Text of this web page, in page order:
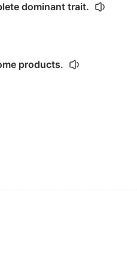
dominant trait.
products.